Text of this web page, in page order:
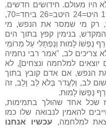
היו מעולם. חידושים חדשים.
הואיל משה באר היטב ה=5 הי=15 היט=24 היטב=26 ביחד=70,
רק מי שמסר את הנפש, מי
בנימין קפץ בתוך הים
נַפְשׁוֹ לָמוּת וְנַפְתָּלִי עַל מְרוֹמֵי
צריכים לב, "אמר רבי נחמיה
יוצאים למלחמה ונצחים], לא
הנפש, אם אדם קובץ בתוך
לב, וְלַעֲדֹר בְּלֹא לֵב וָלֵב, זה
נַפְשׁוֹ לָמוּת.
שכל אחד שהולך בתמימות,
להאמין לנבואה שלו כמו
למלחמה, עכשיו אנחנו